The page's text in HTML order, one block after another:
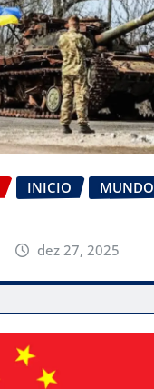
INICIO
MUNDO
dez 27, 2025